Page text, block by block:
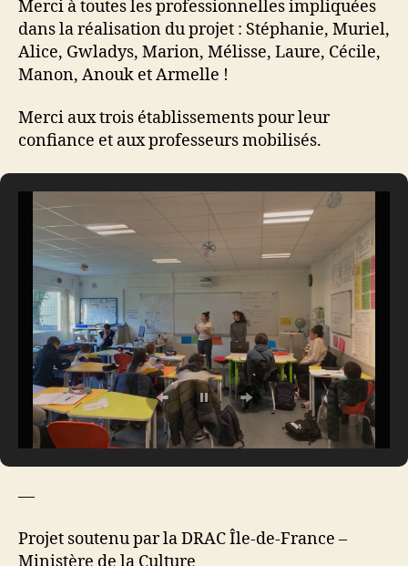
Merci à toutes les professionnelles impliquées
dans la réalisation du projet : Stéphanie, Muriel,
Alice, Gwladys, Marion, Mélisse, Laure, Cécile,
Manon, Anouk et Armelle !
Merci aux trois établissements pour leur
confiance et aux professeurs mobilisés.
—
Projet soutenu par la DRAC Île-de-France –